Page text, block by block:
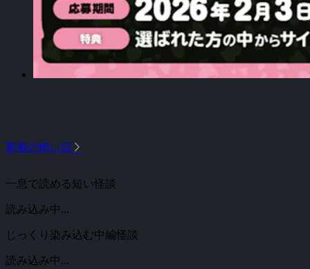
新着の怖い話 arrow_forward_ios
一息で読める短い怪談
読み込み中...
じっくり染み込む中編怪談
読み込み中...